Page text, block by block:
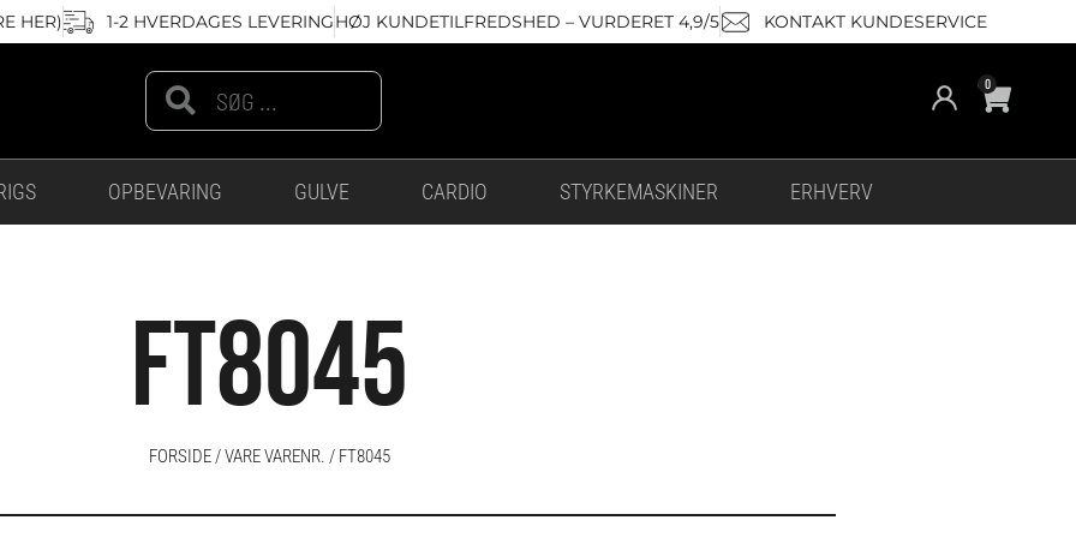
HER) 1-2 HVERDAGES LEVERINGHØJ KUNDETILFREDSHED – VURDERET 4,9/5 KONTAKT KUNDESERVICE
Search 0
Cart
OPBEVARING GULVE CARDIO STYRKEMASKINER ERHVERV
FT8045
FORSIDE/ VARE VARENR. / FT8045